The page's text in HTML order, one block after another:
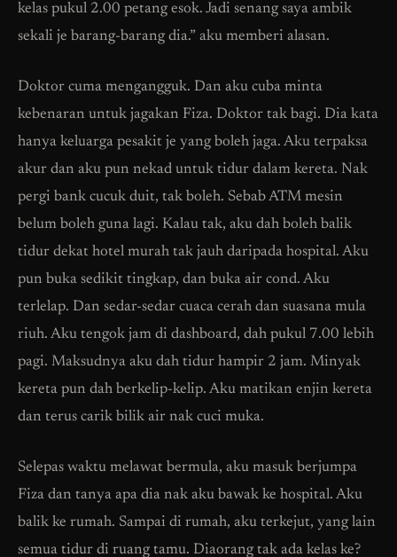
kelas pukul 2.00 petang esok. Jadi senang saya ambik
sekali je barang-barang dia.” aku memberi alasan.
Doktor cuma mengangguk. Dan aku cuba minta
kebenaran untuk jagakan Fiza. Doktor tak bagi. Dia kata
hanya keluarga pesakit je yang boleh jaga. Aku terpaksa
akur dan aku pun nekad untuk tidur dalam kereta. Nak
pergi bank cucuk duit, tak boleh. Sebab ATM mesin
belum boleh guna lagi. Kalau tak, aku dah boleh balik
tidur dekat hotel murah tak jauh daripada hospital. Aku
pun buka sedikit tingkap, dan buka air cond. Aku
terlelap. Dan sedar-sedar cuaca cerah dan suasana mula
riuh. Aku tengok jam di dashboard, dah pukul 7.00 lebih
pagi. Maksudnya aku dah tidur hampir 2 jam. Minyak
kereta pun dah berkelip-kelip. Aku matikan enjin kereta
dan terus carik bilik air nak cuci muka.
Selepas waktu melawat bermula, aku masuk berjumpa
Fiza dan tanya apa dia nak aku bawak ke hospital. Aku
balik ke rumah. Sampai di rumah, aku terkejut, yang lain
semua tidur di ruang tamu. Diaorang tak ada kelas ke?